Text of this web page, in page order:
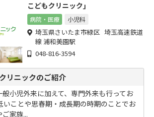
こどもクリニック｣
病院・医療 小児科
埼玉県さいたま市緑区 埼玉高速鉄道
線 浦和美園駅
048-816-3594
リニックのご紹介
小児外来に加えて、専門外来も行ってお
いことや思春期・成長期の時期のことでお
家族...